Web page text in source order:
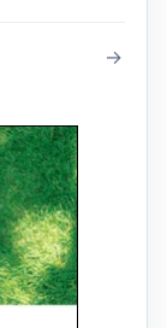
→